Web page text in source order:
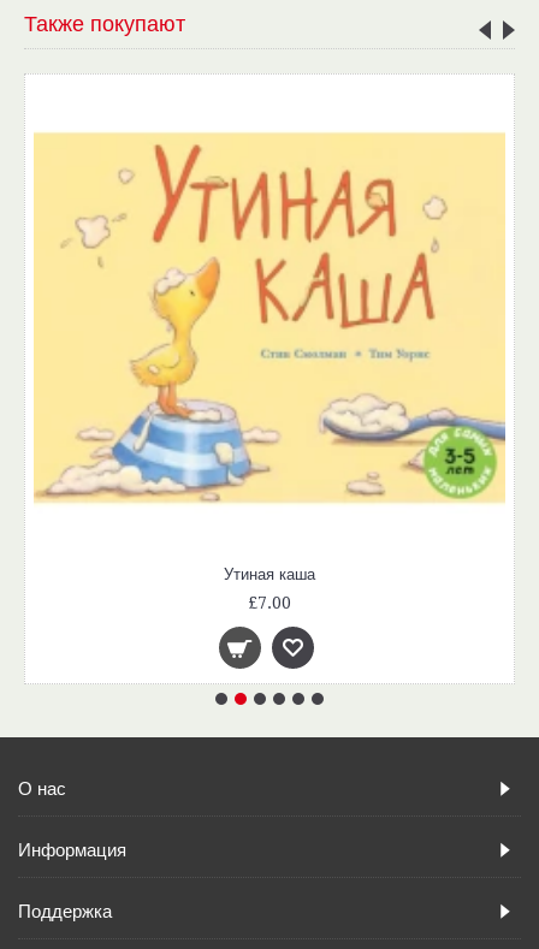
Также покупают
Утиная каша
£7.00
О нас
Информация
Поддержка